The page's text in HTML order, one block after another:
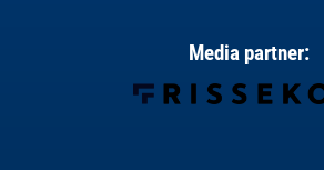
Media partner: